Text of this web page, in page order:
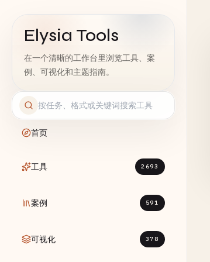
Elysia Tools
在一个清晰的工作台里浏览工具、案
例、可视化和主题指南。
首页
工具 2693
案例 591
可视化 378